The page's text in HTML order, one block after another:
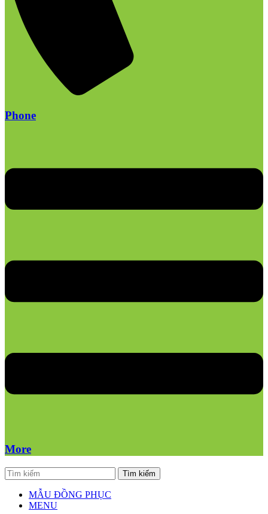
Phone
More
Tìm kiếm
MẪU ĐỒNG PHỤC
MENU